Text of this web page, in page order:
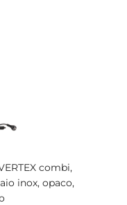
combi,
inox, opaco,